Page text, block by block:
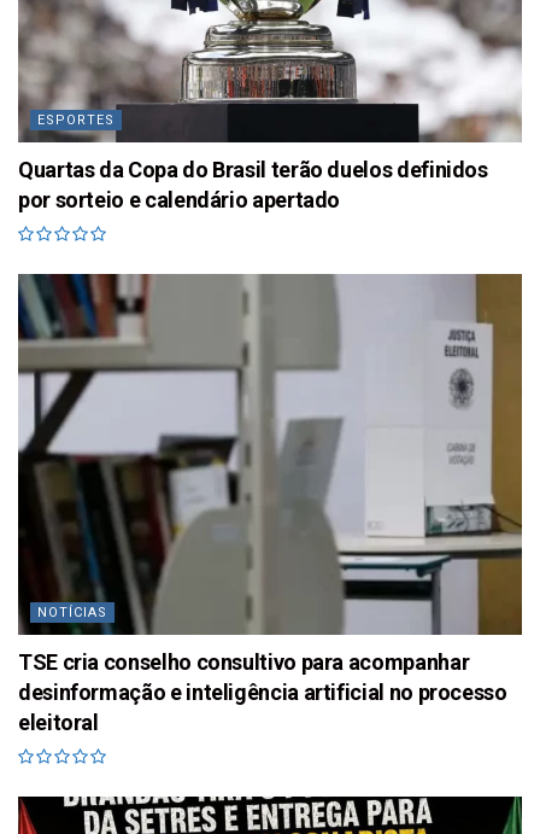
ESPORTES
Quartas da Copa do Brasil terão duelos definidos
por sorteio e calendário apertado
NOTÍCIAS
TSE cria conselho consultivo para acompanhar
desinformação e inteligência artificial no processo
eleitoral